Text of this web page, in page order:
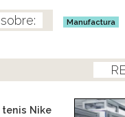
Manufactura
Nike